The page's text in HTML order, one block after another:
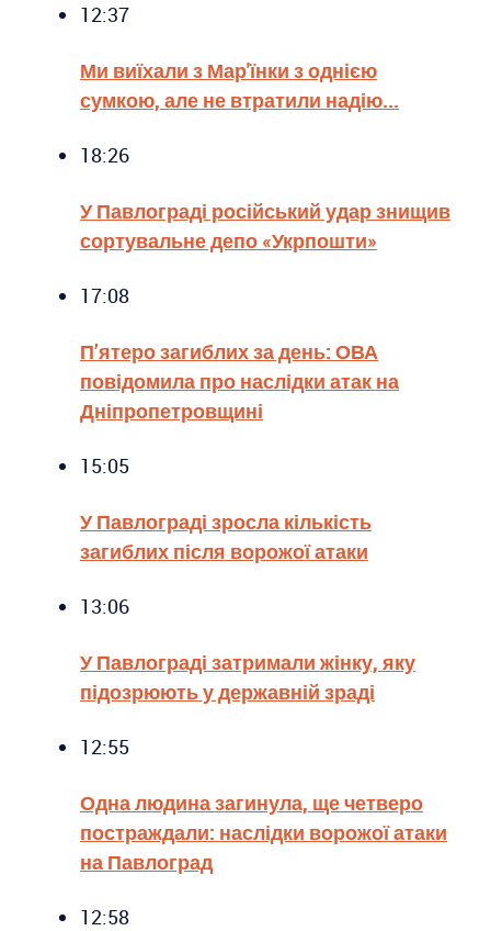
12:37
Ми виїхали з Мар'їнки з однією
сумкою, але не втратили надію...
18:26
У Павлограді російський удар знищив
сортувальне депо «Укрпошти»
17:08
П’ятеро загиблих за день: ОВА
повідомила про наслідки атак на
Дніпропетровщині
15:05
У Павлограді зросла кількість
загиблих після ворожої атаки
13:06
У Павлограді затримали жінку, яку
підозрюють у державній зраді
12:55
Одна людина загинула, ще четверо
постраждали: наслідки ворожої атаки
на Павлоград
12:58